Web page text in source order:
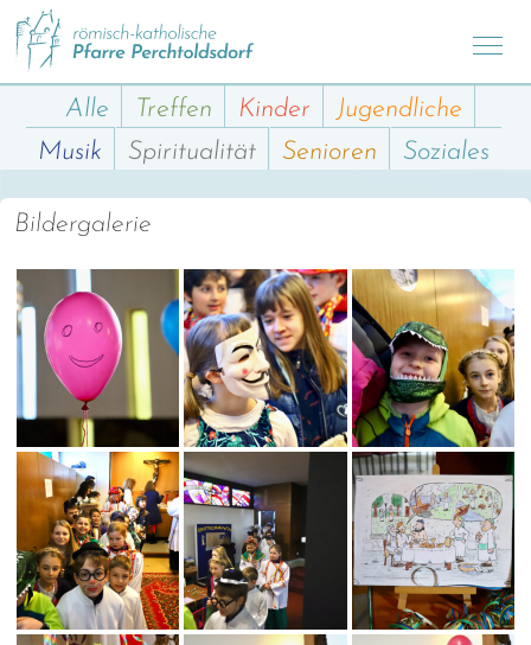
Alle Treffen Kinder
Jugendliche
Musik
Spiritualität Senioren Soziales
Bildergalerie